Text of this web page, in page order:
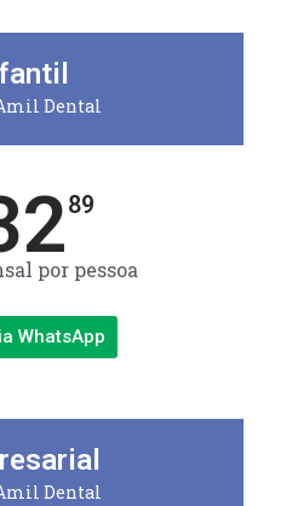
Dental
89
por pessoa
WhatsApp
Dental